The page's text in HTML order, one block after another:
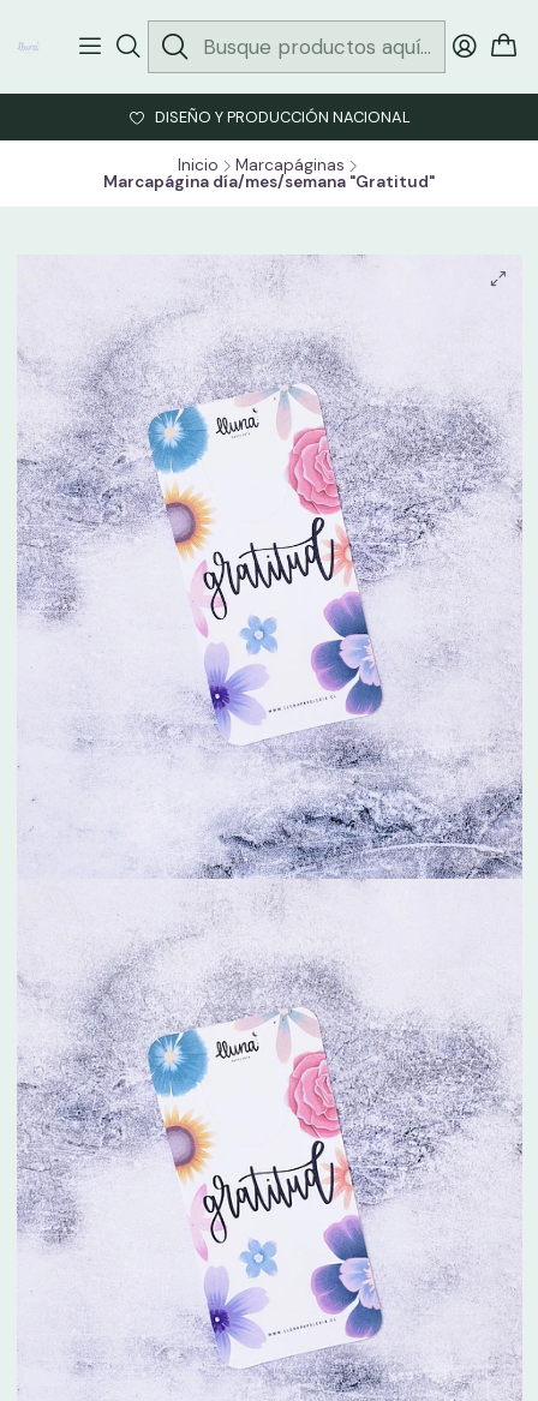
DISEÑO Y PRODUCCIÓN NACIONAL
Inicio
Marcapáginas
Marcapágina día/mes/semana "Gratitud"